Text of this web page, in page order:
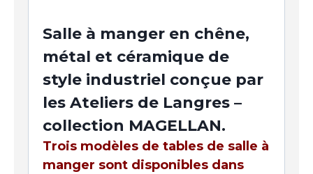
Salle à manger en chêne,
métal et céramique de
style industriel conçue par
les Ateliers de Langres –
collection MAGELLAN.
Trois modèles de tables de salle à
manger sont disponibles dans